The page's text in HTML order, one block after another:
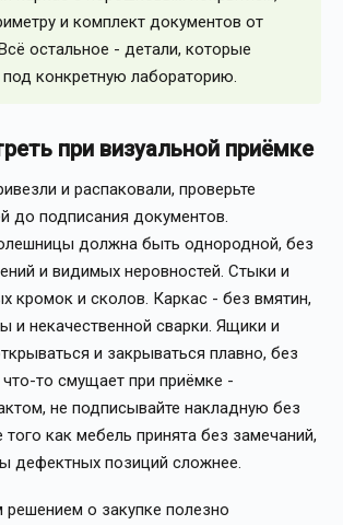
и комплект документов от
остальное - детали, которые
конкретную лабораторию.
при визуальной приёмке
и распаковали, проверьте
до подписания документов.
должна быть однородной, без
и видимых неровностей. Стыки и
кромок и сколов. Каркас - без вмятин,
и некачественной сварки. Ящики и
и закрываться плавно, без
то смущает при приёмке -
не подписывайте накладную без
как мебель принята без замечаний,
дефектных позиций сложнее.
о закупке полезно